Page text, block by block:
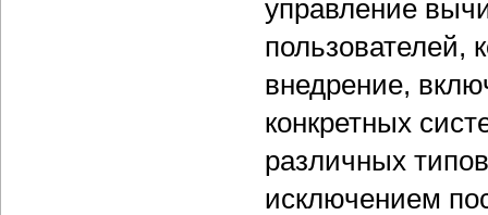
управление
пользователей,
внедрение,
конкретных
различных
исключением